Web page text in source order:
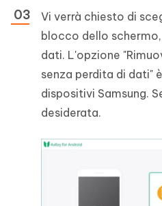
Vi verrà chiesto di
blocco dello
dati. L'opzione
senza perdita di dati"
dispositivi Samsung.
desiderata.